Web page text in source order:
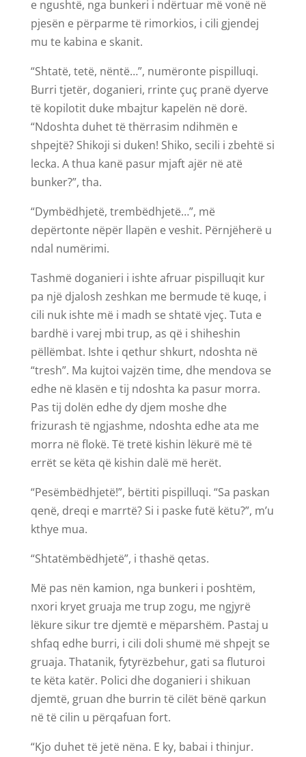
e ngushtë, nga bunkeri i ndërtuar më vonë në
pjesën e përparme të rimorkios, i cili gjendej
mu te kabina e skanit.
“Shtatë, tetë, nëntë…”, numëronte pispilluqi.
Burri tjetër, doganieri, rrinte çuç pranë dyerve
të kopilotit duke mbajtur kapelën në dorë.
“Ndoshta duhet të thërrasim ndihmën e
shpejtë? Shikoji si duken! Shiko, secili i zbehtë si
lecka. A thua kanë pasur mjaft ajër në atë
bunker?”, tha.
“Dymbëdhjetë, trembëdhjetë…”, më
depërtonte nëpër llapën e veshit. Përnjëherë u
ndal numërimi.
Tashmë doganieri i ishte afruar pispilluqit kur
pa një djalosh zeshkan me bermude të kuqe, i
cili nuk ishte më i madh se shtatë vjeç. Tuta e
bardhë i varej mbi trup, as që i shiheshin
pëllëmbat. Ishte i qethur shkurt, ndoshta në
“tresh”. Ma kujtoi vajzën time, dhe mendova se
edhe në klasën e tij ndoshta ka pasur morra.
Pas tij dolën edhe dy djem moshe dhe
frizurash të ngjashme, ndoshta edhe ata me
morra në flokë. Të tretë kishin lëkurë më të
errët se këta që kishin dalë më herët.
“Pesëmbëdhjetë!”, bërtiti pispilluqi. “Sa paskan
qenë, dreqi e marrtë? Si i paske futë këtu?”, m’u
kthye mua.
“Shtatëmbëdhjetë”, i thashë qetas.
Më pas nën kamion, nga bunkeri i poshtëm,
nxori kryet gruaja me trup zogu, me ngjyrë
lëkure sikur tre djemtë e mëparshëm. Pastaj u
shfaq edhe burri, i cili doli shumë më shpejt se
gruaja. Thatanik, fytyrëzbehur, gati sa fluturoi
te këta katër. Polici dhe doganieri i shikuan
djemtë, gruan dhe burrin të cilët bënë qarkun
në të cilin u përqafuan fort.
“Kjo duhet të jetë nëna. E ky, babai i thinjur.